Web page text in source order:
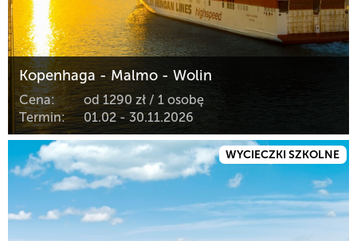
Kopenhaga - Malmo - Wolin
Cena:
od 1290 zł / 1 osobę
Termin:
01.02 - 30.11.2026
WYCIECZKI SZKOLNE